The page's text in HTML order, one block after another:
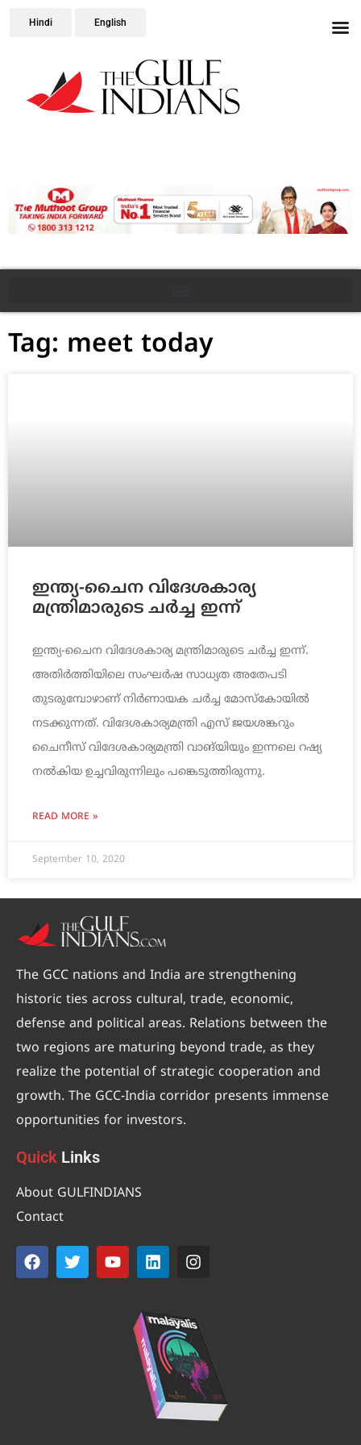
Hindi English
Tag: meet today
ഇന്ത്യ-ചൈന വിദേശകാര്യ
മന്ത്രിമാരുടെ ചര്‍ച്ച ഇന്ന്
ഇന്ത്യ-ചൈന വിദേശകാര്യ മന്ത്രിമാരുടെ ചര്‍ച്ച ഇന്ന്.
അതിര്‍ത്തിയിലെ സംഘര്‍ഷ സാധ്യത അതേപടി
തുടരുമ്പോഴാണ് നിർണായക ചർച്ച മോസ്കോയിൽ
നടക്കുന്നത്. വിദേശകാര്യമന്ത്രി എസ് ജയശങ്കറും
ചൈനീസ് വിദേശകാര്യമന്ത്രി വാങ്‍യിയും ഇന്നലെ റഷ്യ
നൽകിയ ഉച്ചവിരുന്നിലും പങ്കെടുത്തിരുന്നു.
READ MORE »
September 10, 2020
The GCC nations and India are strengthening
historic ties across cultural, trade, economic,
defense and political areas. Relations between the
two regions are maturing beyond trade, as they
realize the potential of strategic cooperation and
growth. The GCC-India corridor presents immense
opportunities for investors.
Quick Links
About GULFINDIANS
Contact